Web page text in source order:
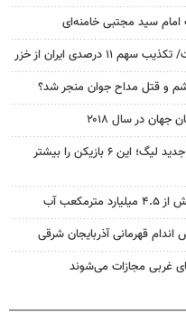
امام سید مجتبی خامنه‌ای
درصدی ایران از خزر
و قتل مداح جوان منجر شد؟
در سال ۲۰۱۸
نسل جدید استقلالی‌ها برای فصل جدید لیگ؛ این ۶ بازیکن را بیشتر
آب
قهرمانی آذربایجان شرقی
غربی مجازات می‌شوند